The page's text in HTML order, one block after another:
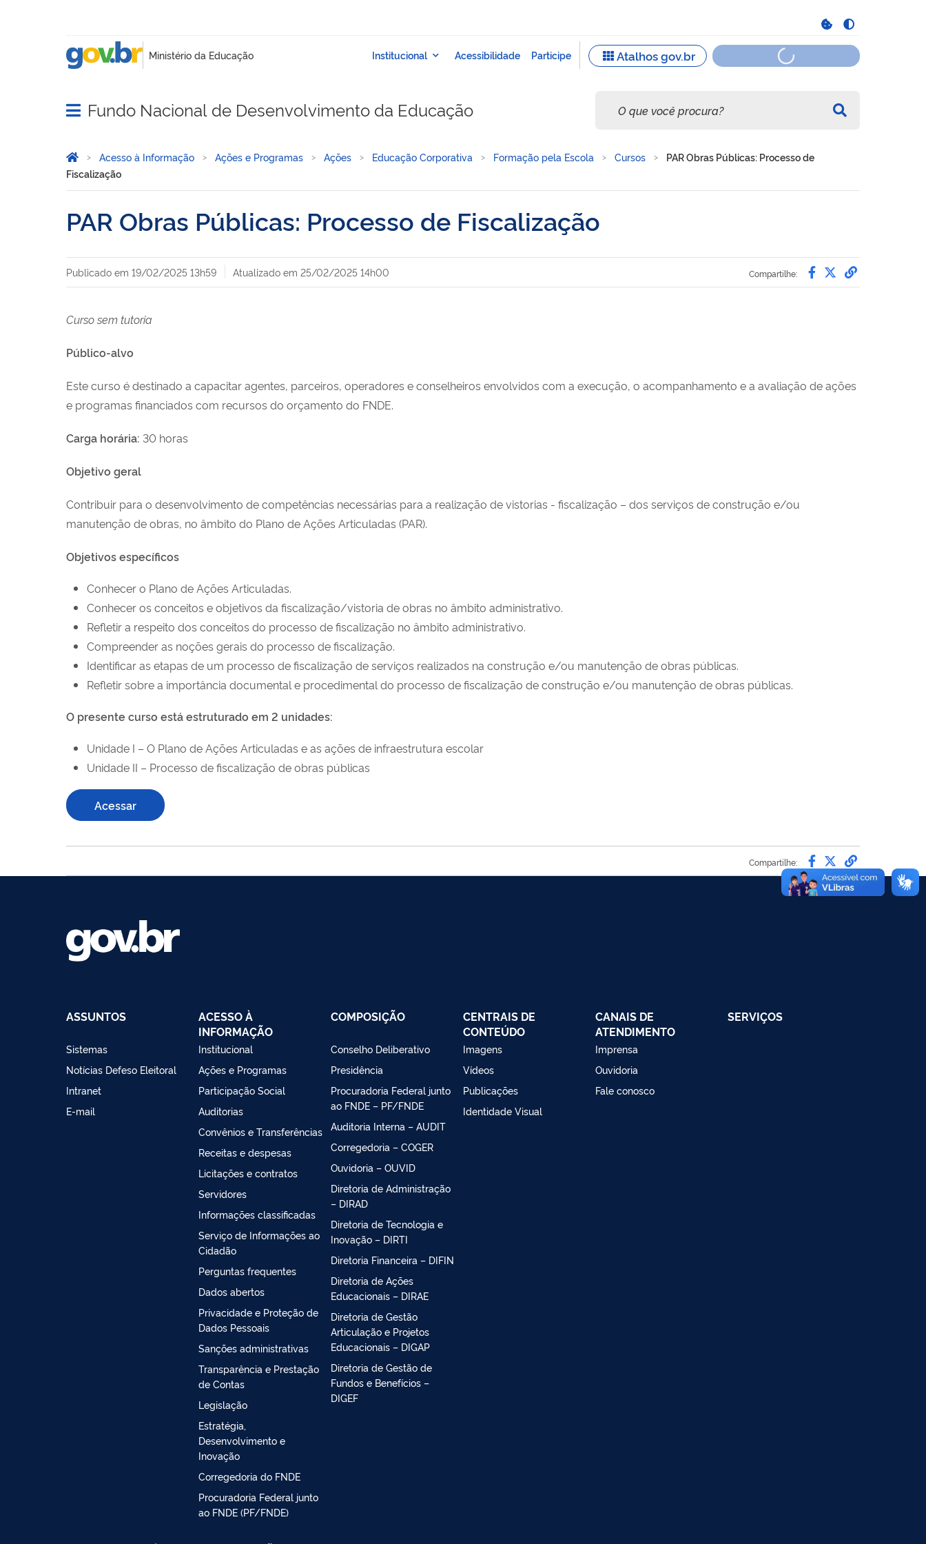
Abrir menu principal de navegação
Fundo Nacional de Desenvolvimento da Educação
Você está aqui:
Página Inicial
Acesso à Informação Ações e Programas Ações Educação Corporativa Formação pela Escola Cursos
PAR Obras Públicas: Processo de
Fiscalização
PAR Obras Públicas: Processo de Fiscalização
Compartilhe: Compartilhe por
Compartilhe
link para
Publicado em 19/02/2025 13h59 Atualizado em 25/02/2025 14h00
Curso sem tutoria
Público-alvo
Este curso é destinado a capacitar agentes, parceiros, operadores e conselheiros envolvidos com a execução, o acompanhamento e a avaliação de ações
e programas financiados com recursos do orçamento do FNDE.
Carga horária: 30 horas
Objetivo geral
Contribuir para o desenvolvimento de competências necessárias para a realização de vistorias - fiscalização – dos serviços de construção e/ou
manutenção de obras, no âmbito do Plano de Ações Articuladas (PAR).
Objetivos específicos
Conhecer o Plano de Ações Articuladas.
Conhecer os conceitos e objetivos da fiscalização/vistoria de obras no âmbito administrativo.
Refletir a respeito dos conceitos do processo de fiscalização no âmbito administrativo.
Compreender as noções gerais do processo de fiscalização.
Identificar as etapas de um processo de fiscalização de serviços realizados na construção e/ou manutenção de obras públicas.
Refletir sobre a importância documental e procedimental do processo de fiscalização de construção e/ou manutenção de obras públicas.
O presente curso está estruturado em 2 unidades:
Unidade I – O Plano de Ações Articuladas e as ações de infraestrutura escolar
Unidade II – Processo de fiscalização de obras públicas
Acessar
Compartilhe: Compartilhe por
Compartilhe
link para
ASSUNTOS
Sistemas
Notícias Defeso Eleitoral
Intranet
E-mail
ACESSO À
INFORMAÇÃO
Institucional
Ações e Programas
Participação Social
Auditorias
Convênios e Transferências
Receitas e despesas
Licitações e contratos
Servidores
Informações classificadas
Serviço de Informações ao
Cidadão
Perguntas frequentes
Dados abertos
Privacidade e Proteção de
Dados Pessoais
Sanções administrativas
Transparência e Prestação
de Contas
Legislação
Estratégia,
Desenvolvimento e
Inovação
Corregedoria do FNDE
Procuradoria Federal junto
ao FNDE (PF/FNDE)
COMPOSIÇÃO
Conselho Deliberativo
Presidência
Procuradoria Federal junto
ao FNDE – PF/FNDE
Auditoria Interna – AUDIT
Corregedoria – COGER
Ouvidoria – OUVID
Diretoria de Administração
– DIRAD
Diretoria de Tecnologia e
Inovação – DIRTI
Diretoria Financeira – DIFIN
Diretoria de Ações
Educacionais – DIRAE
Diretoria de Gestão
Articulação e Projetos
Educacionais – DIGAP
Diretoria de Gestão de
Fundos e Benefícios –
DIGEF
CENTRAIS DE
CONTEÚDO
Imagens
Vídeos
Publicações
Identidade Visual
CANAIS DE
ATENDIMENTO
Imprensa
Ouvidoria
Fale conosco
SERVIÇOS